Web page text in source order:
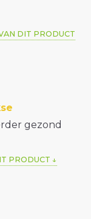
DIT PRODUCT
gezond
PRODUCT